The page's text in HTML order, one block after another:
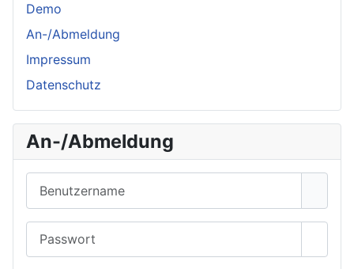
Demo
An-/Abmeldung
Impressum
Datenschutz
An-/Abmeldung